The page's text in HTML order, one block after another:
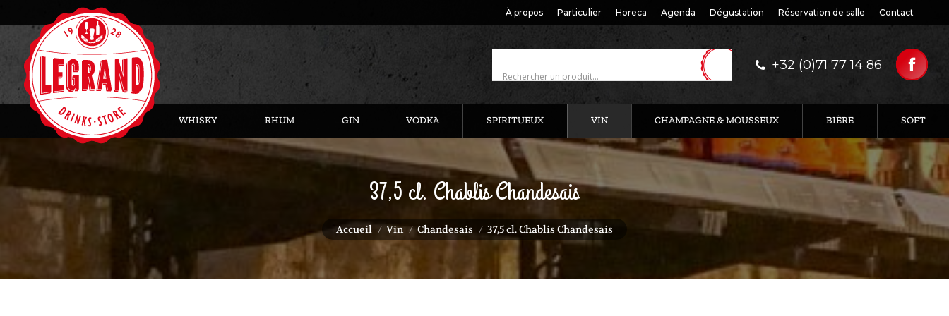
À propos Particulier Horeca Agenda Dégustation Réservation de salle Contact
+32 (0)71 77 14 86
WHISKY RHUM GIN VODKA SPIRITUEUX VIN CHAMPAGNE & MOUSSEUX BIÈRE SOFT
37,5 cl. Chablis Chandesais
Vous êtes ici :
Accueil Vin Chandesais 37,5 cl. Chablis Chandesais